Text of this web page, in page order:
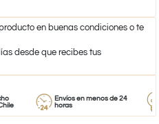
en buenas condiciones o te
desde que recibes tus
Envíos en menos de 24
horas